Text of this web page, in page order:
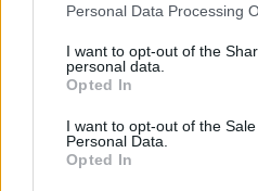
Personal Data Processing
I want to opt-out of the
personal data.
Opted In
I want to opt-out of the
Personal Data.
Opted In